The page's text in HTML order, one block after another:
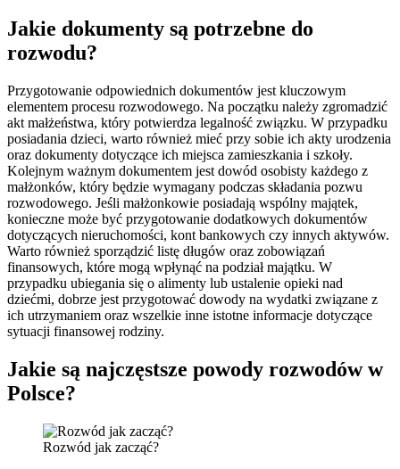
Jakie dokumenty są potrzebne do
rozwodu?
Przygotowanie odpowiednich dokumentów jest kluczowym
elementem procesu rozwodowego. Na początku należy zgromadzić
akt małżeństwa, który potwierdza legalność związku. W przypadku
posiadania dzieci, warto również mieć przy sobie ich akty urodzenia
oraz dokumenty dotyczące ich miejsca zamieszkania i szkoły.
Kolejnym ważnym dokumentem jest dowód osobisty każdego z
małżonków, który będzie wymagany podczas składania pozwu
rozwodowego. Jeśli małżonkowie posiadają wspólny majątek,
konieczne może być przygotowanie dodatkowych dokumentów
dotyczących nieruchomości, kont bankowych czy innych aktywów.
Warto również sporządzić listę długów oraz zobowiązań
finansowych, które mogą wpłynąć na podział majątku. W
przypadku ubiegania się o alimenty lub ustalenie opieki nad
dziećmi, dobrze jest przygotować dowody na wydatki związane z
ich utrzymaniem oraz wszelkie inne istotne informacje dotyczące
sytuacji finansowej rodziny.
Jakie są najczęstsze powody rozwodów w
Polsce?
Rozwód jak zacząć?